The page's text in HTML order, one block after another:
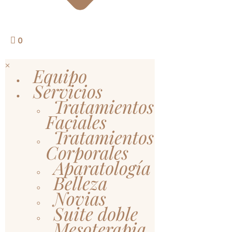
0
× Equipo
Servicios
Tratamientos
Faciales
Tratamientos
Corporales
Aparatología
Belleza
Novias
Suite doble